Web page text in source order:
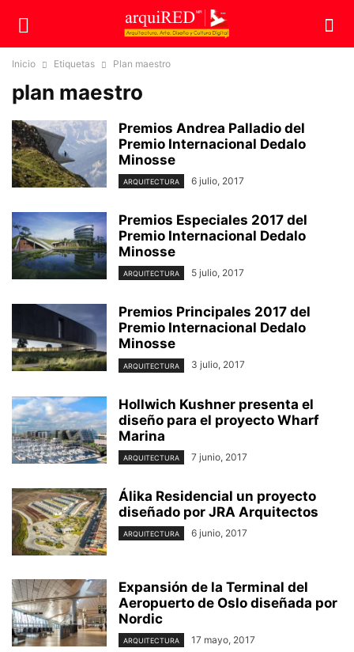
Inicio Etiquetas Plan maestro
plan maestro
Premios Andrea Palladio del
Premio Internacional Dedalo
Minosse
ARQUITECTURA 6 julio, 2017
Premios Especiales 2017 del
Premio Internacional Dedalo
Minosse
ARQUITECTURA 5 julio, 2017
Premios Principales 2017 del
Premio Internacional Dedalo
Minosse
ARQUITECTURA 3 julio, 2017
Hollwich Kushner presenta el
diseño para el proyecto Wharf
Marina
ARQUITECTURA 7 junio, 2017
Álika Residencial un proyecto
diseñado por JRA Arquitectos
ARQUITECTURA 6 junio, 2017
Expansión de la Terminal del
Aeropuerto de Oslo diseñada por
Nordic
ARQUITECTURA 17 mayo, 2017